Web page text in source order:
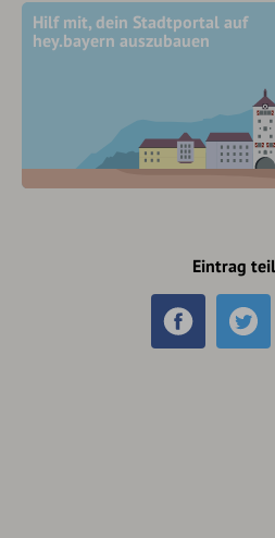
Hilf mit, dein Stadtportal auf
hey.bayern auszubauen
Eintrag